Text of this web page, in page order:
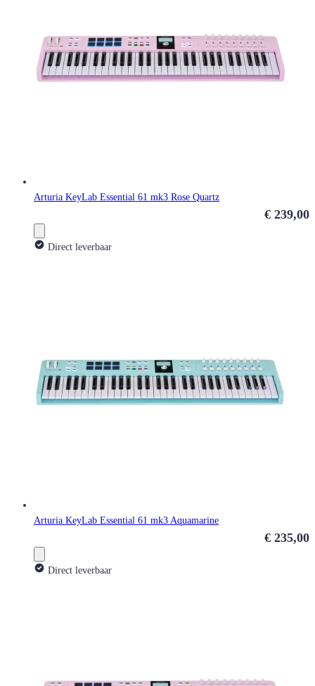
Arturia KeyLab Essential 61 mk3 Rose Quartz
€ 239,00
Direct leverbaar
Arturia KeyLab Essential 61 mk3 Aquamarine
€ 235,00
Direct leverbaar